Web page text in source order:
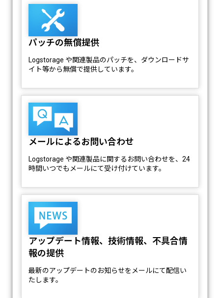
パッチの無償提供
Logstorage や関連製品のパッチを、ダウンロードサ
イト等から無償で提供しています。
メールによるお問い合わせ
Logstorage や関連製品に関するお問い合わせを、24
時間いつでもメールにて受け付けています。
アップデート情報、技術情報、不具合情
報の提供
最新のアップデートのお知らせをメールにて配信い
たします。